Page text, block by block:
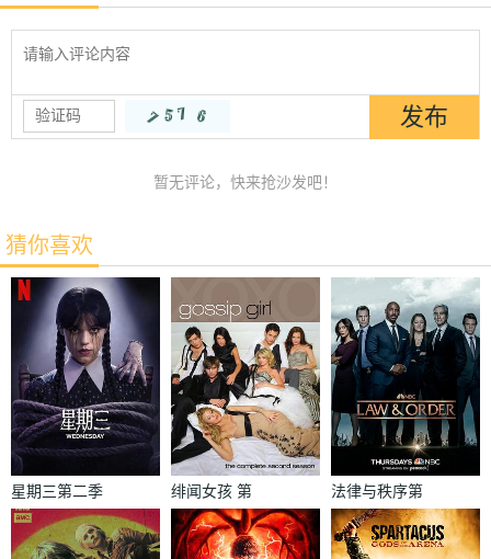
暂无评论，快来抢沙发吧！
猜你喜欢
星期三第二季
绯闻女孩 第
二季
法律与秩序第
二十二季